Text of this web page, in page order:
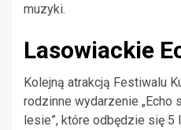
muzyki.
Lasowiackie
Kolejną atrakcją Festiwalu
rodzinne wydarzenie
lesie”, które odbędzie się 5